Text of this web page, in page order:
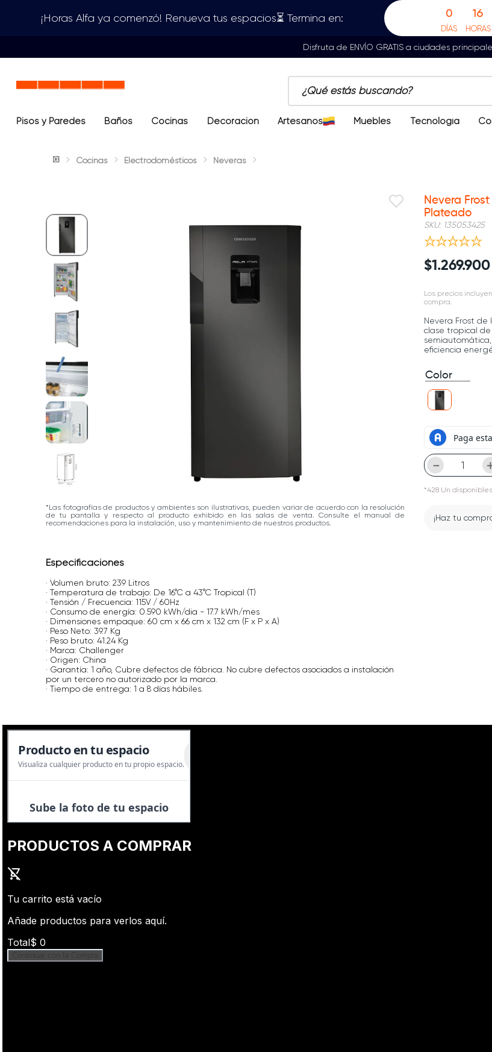
¡Horas Alfa ya comenzó! Renueva tus espacios⏳ Termina en: 0
DÍAS
16
HORAS
Disfruta de ENVÍO GRATIS a ciudades
¿Qué estás buscando?
Términos más buscados
2. sanitario
Pisos y Paredes Baños Cocinas Decoración Artesanos Muebles Tecnología
Cocinas Electrodomésticos Neveras
*Las fotografías de productos y ambientes son ilustrativas, pueden variar de acuerdo con la resolución
de tu pantalla y respecto al producto exhibido en las salas de venta. Consulte el manual de
recomendaciones para la instalación, uso y mantenimiento de nuestros productos.
Especificaciones
· Volumen bruto: 239 Litros
· Temperatura de trabajo: De 16°C a 43°C Tropical (T)
· Tensión / Frecuencia: 115V / 60Hz
· Consumo de energía: 0.590 kWh/dia - 17.7 kWh/mes
· Dimensiones empaque: 60 cm x 66 cm x 132 cm (F x P x A)
· Peso Neto: 39.7 Kg
· Peso bruto: 41.24 Kg
· Marca: Challenger
· Origen: China
· Garantía: 1 año, Cubre defectos de fábrica. No cubre defectos asociados a instalación
por un tercero no autorizado por la marca.
· Tiempo de entrega: 1 a 8 días hábiles.
Nevera
Plateado
SKU: 135053425
$1 .269.900
Los precios
compra.
Nevera Frost de
clase tropical
eficiencia
Color
－
*428 Un
¡Haz tu